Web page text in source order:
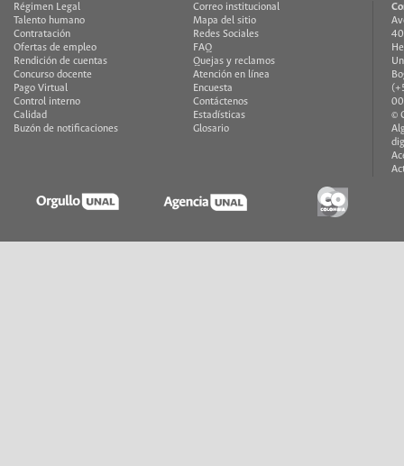
Régimen Legal
Talento humano
Contratación
Ofertas de empleo
Rendición de cuentas
Concurso docente
Pago Virtual
Control interno
Calidad
Buzón de notificaciones
Correo institucional
Mapa del sitio
Redes Sociales
FAQ
Quejas y reclamos
Atención en línea
Encuesta
Contáctenos
Estadísticas
Glosario
©